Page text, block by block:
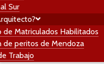
Sur
de Matriculados Habilitados
de peritos de Mendoza
Trabajo